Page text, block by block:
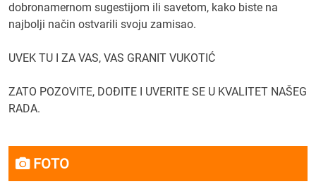
dobronamernom sugestijom ili savetom, kako biste na
najbolji način ostvarili svoju zamisao.
UVEK TU I ZA VAS, VAS GRANIT VUKOTIĆ
ZATO POZOVITE, DOĐITE I UVERITE SE U KVALITET NAŠEG
RADA.
FOTO